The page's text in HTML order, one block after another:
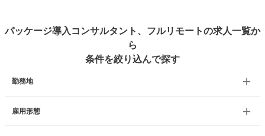
パッケージ導入コンサルタント、フルリモートの求人一覧か
ら
条件を絞り込んで探す
勤務地
雇用形態